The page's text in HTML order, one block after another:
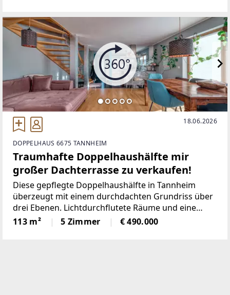
18.06.2026
DOPPELHAUS 6675 TANNHEIM
Traumhafte Doppelhaushälfte mir
großer Dachterrasse zu verkaufen!
Diese gepflegte Doppelhaushälfte in Tannheim
überzeugt mit einem durchdachten Grundriss über
drei Ebenen. Lichtdurchflutete Räume und eine
effiziente Raumaufteilung schaffen eine einladende
Wohnatmosphäre. Ein besonderes Highlight sind
113 m² 5 Zimmer € 490.000